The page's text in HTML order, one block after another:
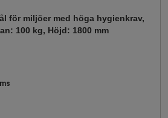
för miljöer med höga hygienkrav,
100 kg, Höjd: 1800 mm